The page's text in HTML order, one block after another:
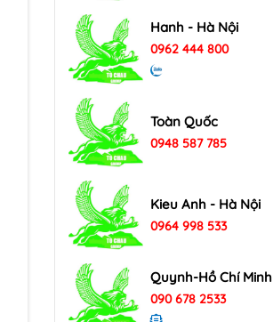
Hanh - Hà Nội
0962 444 800
Toàn Quốc
0948 587 785
Kieu Anh - Hà Nội
0964 998 533
Quynh-Hồ Chí Minh
090 678 2533